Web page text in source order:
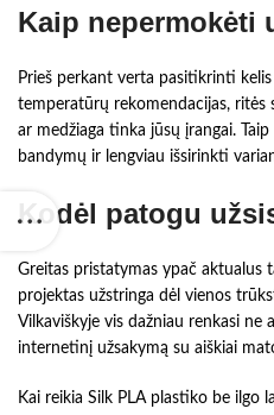
Kaip nepermokėti
Prieš perkant verta pasitikrinti
temperatūrų rekomendacijas, ritės
ar medžiaga tinka jūsų įrangai.
bandymų ir lengviau išsirinkti
Kodėl patogu
Greitas pristatymas ypač aktualus
projektas užstringa dėl vienos
Vilkaviškyje vis dažniau renkasi ne
internetinį užsakymą su aiškiai
Kai reikia Silk PLA plastiko be ilgo